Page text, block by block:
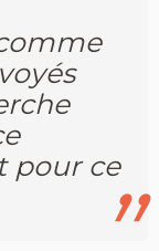
pour ce